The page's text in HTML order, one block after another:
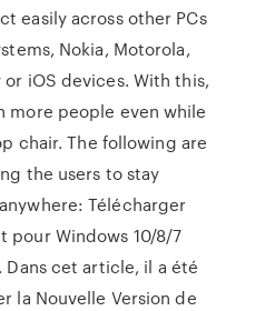
easily across other PCs
Nokia, Motorola,
iOS devices. With this,
more people even while
chair. The following are
the users to stay
Télécharger
pour Windows 10/8/7
Dans cet article, il a été
la Nouvelle Version de